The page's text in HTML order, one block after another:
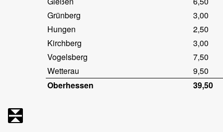
Grünberg
3,00
Hungen
2,50
Kirchberg
3,00
Vogelsberg
7,50
Wetterau
9,50
Oberhessen
39,50